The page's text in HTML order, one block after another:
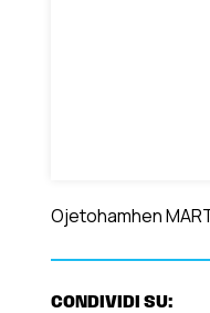
Ojetohamhen
CONDIVIDI SU: